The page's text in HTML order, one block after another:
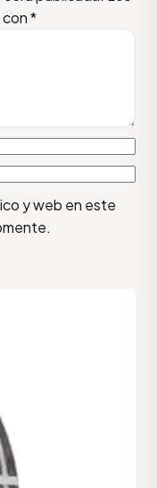
*
y web en este